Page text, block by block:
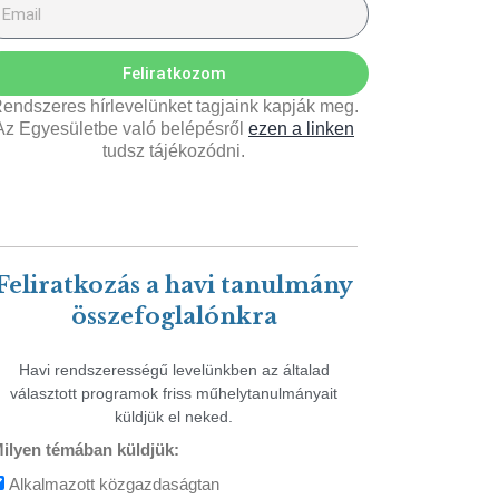
Feliratkozom
hírlevelünket tagjaink kapják meg.
Egyesületbe való belépésről ezen a linken
tudsz tájékozódni.
a havi tanulmány
összefoglalónkra
Havi rendszerességű levelünkben az általad
választott programok friss műhelytanulmányait
küldjük el neked.
témában küldjük:
Alkalmazott közgazdaságtan